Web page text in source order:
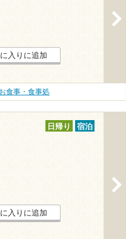
入りに追加
食事・食事処
日帰り 宿泊
入りに追加